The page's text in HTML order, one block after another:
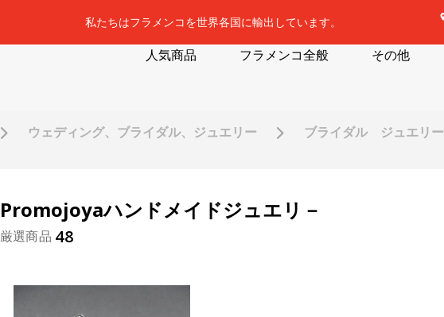
私たちはフラメンコを世界各国に輸出しています。
人気商品 フラメンコ全般 その他
ウェディング、ブライダル、ジュエリー ブライダル ジュエリー
Promojoyaハンドメイドジュエリ－
厳選商品 48